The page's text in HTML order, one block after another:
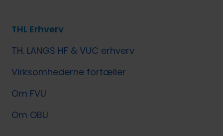
THL Erhverv
TH. LANGS HF & VUC erhverv
Virksomhederne fortæller
Om FVU
Om OBU